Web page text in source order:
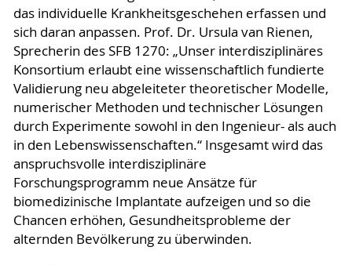
das individuelle Krankheitsgeschehen erfassen und
sich daran anpassen. Prof. Dr. Ursula van Rienen,
Sprecherin des SFB 1270: „Unser interdisziplinäres
Konsortium erlaubt eine wissenschaftlich fundierte
Validierung neu abgeleiteter theoretischer Modelle,
numerischer Methoden und technischer Lösungen
durch Experimente sowohl in den Ingenieur- als auch
in den Lebenswissenschaften.“ Insgesamt wird das
anspruchsvolle interdisziplinäre
Forschungsprogramm neue Ansätze für
biomedizinische Implantate aufzeigen und so die
Chancen erhöhen, Gesundheitsprobleme der
alternden Bevölkerung zu überwinden.